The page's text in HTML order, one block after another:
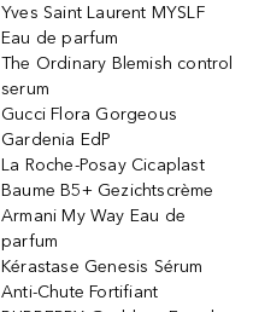
Yves Saint Laurent MYSLF
Eau de parfum
The Ordinary Blemish control
serum
Gucci Flora Gorgeous
Gardenia EdP
La Roche-Posay Cicaplast
Baume B5+ Gezichtscrème
Armani My Way Eau de
parfum
Kérastase Genesis Sérum
Anti-Chute Fortifiant